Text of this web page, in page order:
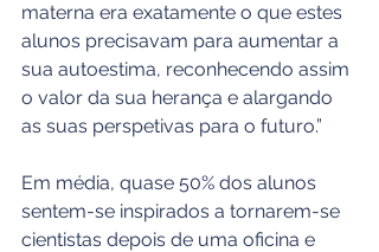
materna era exatamente o que estes
alunos precisavam para aumentar a
sua autoestima, reconhecendo assim
o valor da sua herança e alargando
as suas perspetivas para o futuro.”
Em média, quase 50% dos alunos
sentem-se inspirados a tornarem-se
cientistas depois de uma oficina e